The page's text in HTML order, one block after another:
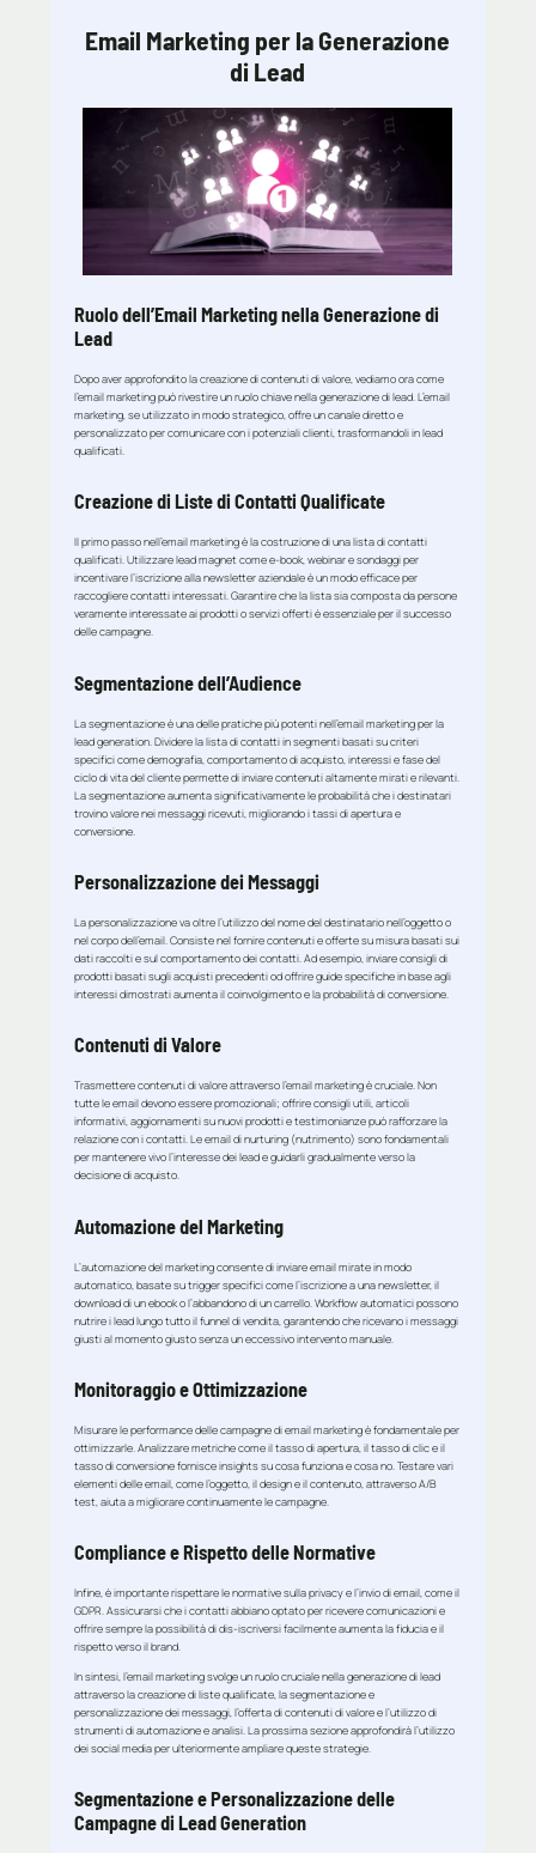
Email Marketing per la Generazione
di Lead
Ruolo dell’Email Marketing nella Generazione di
Lead
Dopo aver approfondito la creazione di contenuti di valore, vediamo ora come
l’email marketing può rivestire un ruolo chiave nella generazione di lead. L’email
marketing, se utilizzato in modo strategico, offre un canale diretto e
personalizzato per comunicare con i potenziali clienti, trasformandoli in lead
qualificati.
Creazione di Liste di Contatti Qualificate
Il primo passo nell’email marketing è la costruzione di una lista di contatti
qualificati. Utilizzare lead magnet come e-book, webinar e sondaggi per
incentivare l’iscrizione alla newsletter aziendale è un modo efficace per
raccogliere contatti interessati. Garantire che la lista sia composta da persone
veramente interessate ai prodotti o servizi offerti è essenziale per il successo
delle campagne.
Segmentazione dell’Audience
La segmentazione è una delle pratiche più potenti nell’email marketing per la
lead generation. Dividere la lista di contatti in segmenti basati su criteri
specifici come demografia, comportamento di acquisto, interessi e fase del
ciclo di vita del cliente permette di inviare contenuti altamente mirati e rilevanti.
La segmentazione aumenta significativamente le probabilità che i destinatari
trovino valore nei messaggi ricevuti, migliorando i tassi di apertura e
conversione.
Personalizzazione dei Messaggi
La personalizzazione va oltre l’utilizzo del nome del destinatario nell’oggetto o
nel corpo dell’email. Consiste nel fornire contenuti e offerte su misura basati sui
dati raccolti e sul comportamento dei contatti. Ad esempio, inviare consigli di
prodotti basati sugli acquisti precedenti od offrire guide specifiche in base agli
interessi dimostrati aumenta il coinvolgimento e la probabilità di conversione.
Contenuti di Valore
Trasmettere contenuti di valore attraverso l’email marketing è cruciale. Non
tutte le email devono essere promozionali; offrire consigli utili, articoli
informativi, aggiornamenti su nuovi prodotti e testimonianze può rafforzare la
relazione con i contatti. Le email di nurturing (nutrimento) sono fondamentali
per mantenere vivo l’interesse dei lead e guidarli gradualmente verso la
decisione di acquisto.
Automazione del Marketing
L’automazione del marketing consente di inviare email mirate in modo
automatico, basate su trigger specifici come l’iscrizione a una newsletter, il
download di un ebook o l’abbandono di un carrello. Workflow automatici possono
nutrire i lead lungo tutto il funnel di vendita, garantendo che ricevano i messaggi
giusti al momento giusto senza un eccessivo intervento manuale.
Monitoraggio e Ottimizzazione
Misurare le performance delle campagne di email marketing è fondamentale per
ottimizzarle. Analizzare metriche come il tasso di apertura, il tasso di clic e il
tasso di conversione fornisce insights su cosa funziona e cosa no. Testare vari
elementi delle email, come l’oggetto, il design e il contenuto, attraverso A/B
test, aiuta a migliorare continuamente le campagne.
Compliance e Rispetto delle Normative
Infine, è importante rispettare le normative sulla privacy e l’invio di email, come il
GDPR. Assicurarsi che i contatti abbiano optato per ricevere comunicazioni e
offrire sempre la possibilità di dis-iscriversi facilmente aumenta la fiducia e il
rispetto verso il brand.
In sintesi, l’email marketing svolge un ruolo cruciale nella generazione di lead
attraverso la creazione di liste qualificate, la segmentazione e
personalizzazione dei messaggi, l’offerta di contenuti di valore e l’utilizzo di
strumenti di automazione e analisi. La prossima sezione approfondirà l’utilizzo
dei social media per ulteriormente ampliare queste strategie.
Segmentazione e Personalizzazione delle
Campagne di Lead Generation